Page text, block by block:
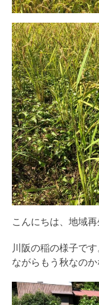
こんにちは、地域再
川阪の稲の様子で
ながらもう秋なのか